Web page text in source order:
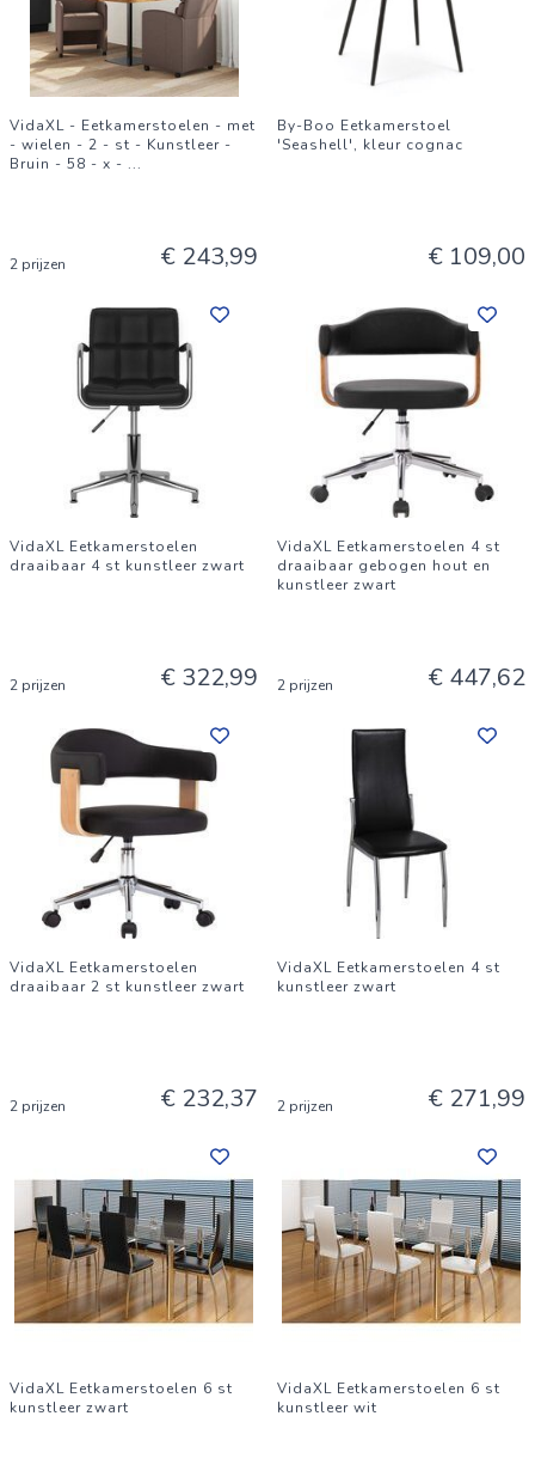
VidaXL - Eetkamerstoelen - met
- wielen - 2 - st - Kunstleer -
Bruin - 58 - x - ...
2 prijzen € 243,99
By-Boo Eetkamerstoel
'Seashell', kleur cognac
€ 109,00
VidaXL Eetkamerstoelen
draaibaar 4 st kunstleer zwart
2 prijzen € 322,99
VidaXL Eetkamerstoelen 4 st
draaibaar gebogen hout en
kunstleer zwart
2 prijzen € 447,62
VidaXL Eetkamerstoelen
draaibaar 2 st kunstleer zwart
2 prijzen € 232,37
VidaXL Eetkamerstoelen 4 st
kunstleer zwart
2 prijzen € 271,99
VidaXL Eetkamerstoelen 6 st
kunstleer zwart
VidaXL Eetkamerstoelen 6 st
kunstleer wit